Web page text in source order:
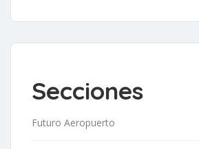
Secciones
Futuro Aeropuerto